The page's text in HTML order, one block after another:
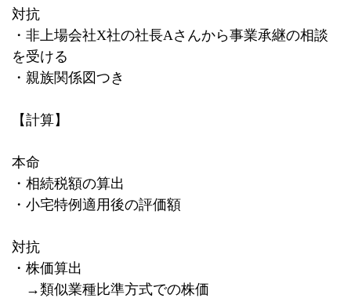
対抗
・非上場会社X社の社長A さんから事業承継の相談
を受ける
・親族関係図つき
【計算】
本命
・相続税額の算出
・小宅特例適用後の評価額
対抗
・株価算出
→類似業種比準方式での株価